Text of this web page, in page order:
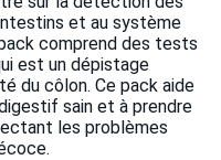
et au système
comprend des tests
est un dépistage
du côlon. Ce pack aide
sain et à prendre
les problèmes